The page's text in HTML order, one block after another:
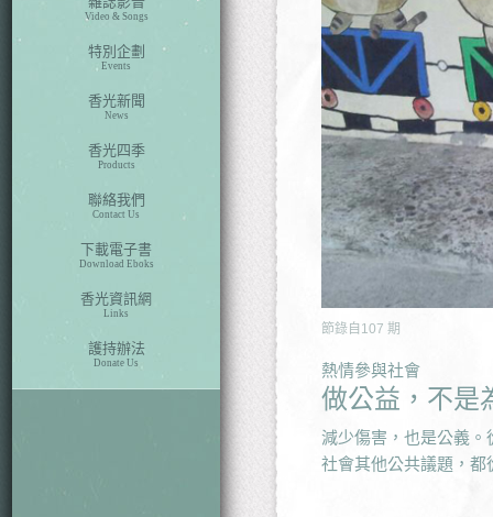
Video & Songs
特別企劃
Events
香光新聞
News
香光四季
Products
聯絡我們
Contact Us
下載電子書
Download Eboks
香光資訊網
Links
護持辦法
Donate Us
節錄自 107 期
熱情參與社會
做公益，不是
減少傷害，也是公義
社會其他公共議題，